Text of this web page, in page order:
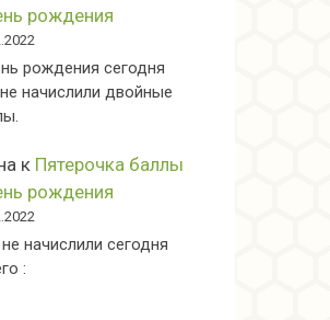
рождения
рождения сегодня
начислили двойные
к Пятерочка баллы
рождения
начислили сегодня
: